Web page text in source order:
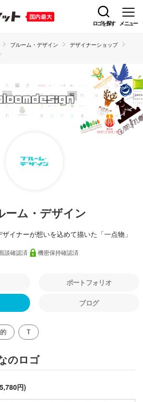
ロゴを探す メニュー
ブルーム・デザイン
デザイナーショップ
ーム・デザイン
イナーが想いを込めて描いた「一点物」
談確認済 機密保持確認済
ポートフォリオ
ブログ
T
のロゴ
円)